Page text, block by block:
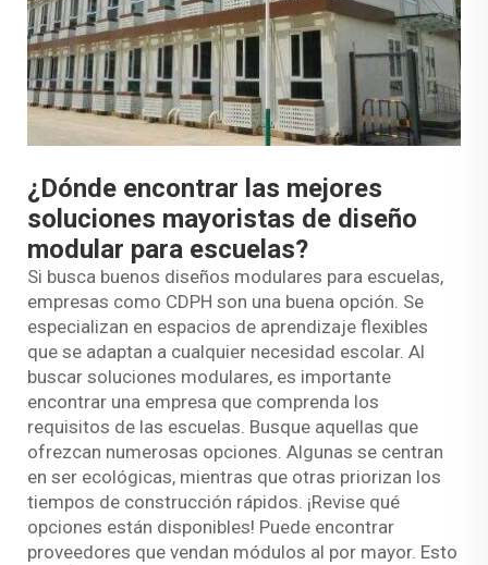
¿Dónde encontrar las mejores
soluciones mayoristas de diseño
modular para escuelas?
Si busca buenos diseños modulares para escuelas,
empresas como CDPH son una buena opción. Se
especializan en espacios de aprendizaje flexibles
que se adaptan a cualquier necesidad escolar. Al
buscar soluciones modulares, es importante
encontrar una empresa que comprenda los
requisitos de las escuelas. Busque aquellas que
ofrezcan numerosas opciones. Algunas se centran
en ser ecológicas, mientras que otras priorizan los
tiempos de construcción rápidos. ¡Revise qué
opciones están disponibles! Puede encontrar
proveedores que vendan módulos al por mayor. Esto